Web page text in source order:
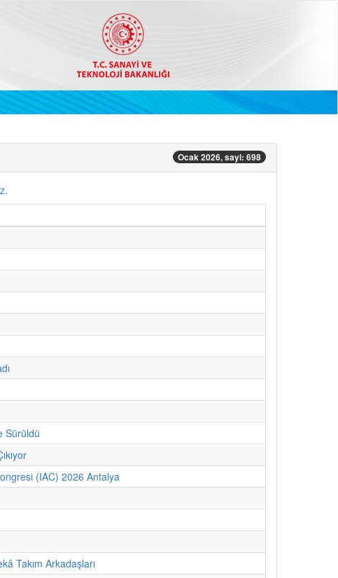
Ocak 2026, sayi: 698
Sürüldü
(IAC) 2026 Antalya
Takım Arkadaşları